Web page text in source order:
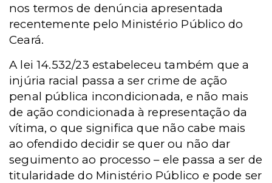
nos termos de denúncia apresentada
recentemente pelo Ministério Público do
Ceará.
A lei 14.532/23 estabeleceu também que a
injúria racial passa a ser crime de ação
penal pública incondicionada, e não mais
de ação condicionada à representação da
vítima, o que significa que não cabe mais
ao ofendido decidir se quer ou não dar
seguimento ao processo – ele passa a ser de
titularidade do Ministério Público e pode ser